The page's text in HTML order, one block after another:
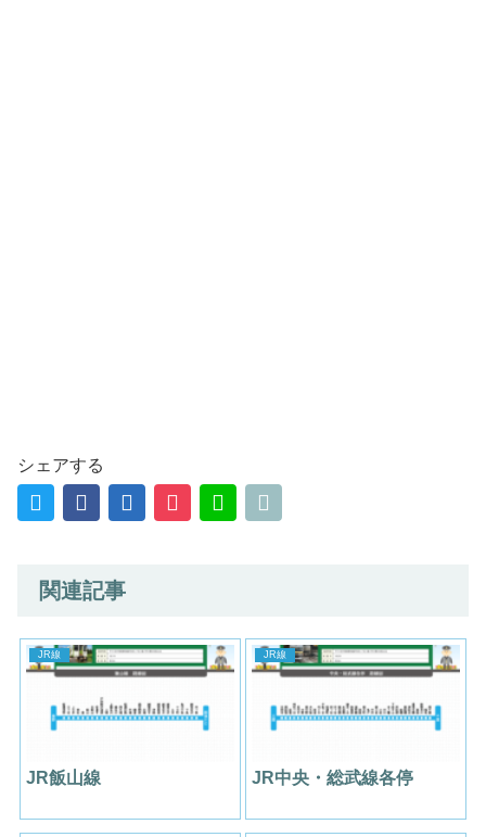
シェアする
関連記事
JR線
JR飯山線
JR線
JR中央・総武線各停